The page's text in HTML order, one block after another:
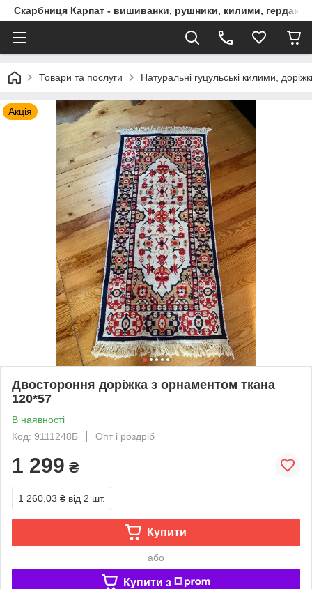
Скарбниця Карпат - вишиванки, рушники, килими, гердани,
Товари та послуги Натуральні гуцульські килими,
Акція
Двостороння доріжка з орнаментом ткана
120*57
В наявності
Код: 9111248Б
Опт і роздріб
1 299 ₴
1 260,03 ₴ від 2 шт.
Купити
або
Купити з